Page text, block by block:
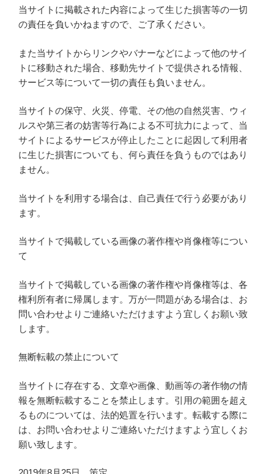
当サイトに掲載された内容によって生じた損害等の一切
の責任を負いかねますので、ご了承ください。
また当サイトからリンクやバナーなどによって他のサイ
トに移動された場合、移動先サイトで提供される情報、
サービス等について一切の責任も負いません。
当サイトの保守、火災、停電、その他の自然災害、ウィ
ルスや第三者の妨害等行為による不可抗力によって、当
サイトによるサービスが停止したことに起因して利用者
に生じた損害についても、何ら責任を負うものではあり
ません。
当サイトを利用する場合は、自己責任で行う必要があり
ます。
当サイトで掲載している画像の著作権や肖像権等につい
て
当サイトで掲載している画像の著作権や肖像権等は、各
権利所有者に帰属します。万が一問題がある場合は、お
問い合わせよりご連絡いただけますよう宜しくお願い致
します。
無断転載の禁止について
当サイトに存在する、文章や画像、動画等の著作物の情
報を無断転載することを禁止します。引用の範囲を超え
るものについては、法的処置を行います。転載する際に
は、お問い合わせよりご連絡いただけますよう宜しくお
願い致します。